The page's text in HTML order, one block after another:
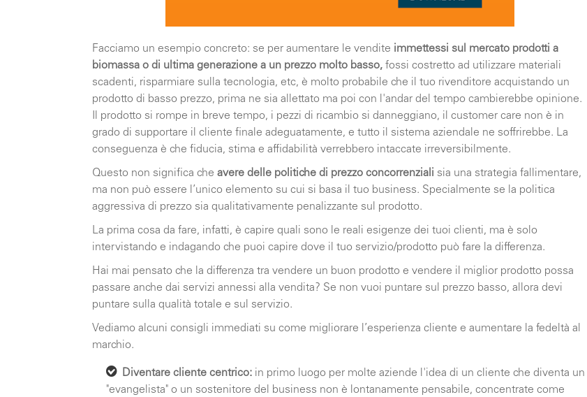
Facciamo un esempio concreto: se per aumentare le vendite immettessi sul mercato prodotti a
biomassa o di ultima generazione a un prezzo molto basso, fossi costretto ad utilizzare materiali
scadenti, risparmiare sulla tecnologia, etc, è molto probabile che il tuo rivenditore acquistando un
prodotto di basso prezzo, prima ne sia allettato ma poi con l'andar del tempo cambierebbe opinione.
Il prodotto si rompe in breve tempo, i pezzi di ricambio si danneggiano, il customer care non è in
grado di supportare il cliente finale adeguatamente, e tutto il sistema aziendale ne soffrirebbe. La
conseguenza è che fiducia, stima e affidabilità verrebbero intaccate irreversibilmente.
Questo non significa che avere delle politiche di prezzo concorrenziali sia una strategia fallimentare,
ma non può essere l’unico elemento su cui si basa il tuo business. Specialmente se la politica
aggressiva di prezzo sia qualitativamente penalizzante sul prodotto.
La prima cosa da fare, infatti, è capire quali sono le reali esigenze dei tuoi clienti, ma è solo
intervistando e indagando che puoi capire dove il tuo servizio/prodotto può fare la differenza.
Hai mai pensato che la differenza tra vendere un buon prodotto e vendere il miglior prodotto possa
passare anche dai servizi annessi alla vendita? Se non vuoi puntare sul prezzo basso, allora devi
puntare sulla qualità totale e sul servizio.
Vediamo alcuni consigli immediati su come migliorare l’esperienza cliente e aumentare la fedeltà al
marchio.
Diventare cliente centrico: in primo luogo per molte aziende l'idea di un cliente che diventa un
"evangelista" o un sostenitore del business non è lontanamente pensabile, concentrate come